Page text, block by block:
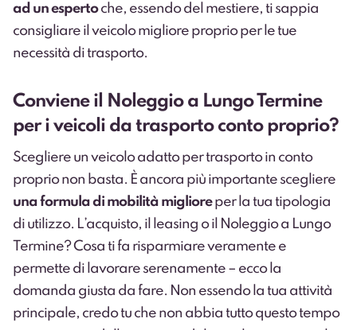
ad un espertoche, essendo del mestiere, ti sappia
consigliare il veicolo migliore proprio per le tue
necessità di trasporto.
Conviene il Noleggio a Lungo Termine
per i veicoli da trasporto conto proprio?
Scegliere un veicolo adatto per trasporto in conto
proprio non basta. È ancora più importante scegliere
una formula di mobilità miglioreper la tua tipologia
di utilizzo. L’acquisto, il leasing o il Noleggio a Lungo
Termine? Cosa ti fa risparmiare veramente e
permette di lavorare serenamente – ecco la
domanda giusta da fare. Non essendo la tua attività
principale, credo tu che non abbia tutto questo tempo